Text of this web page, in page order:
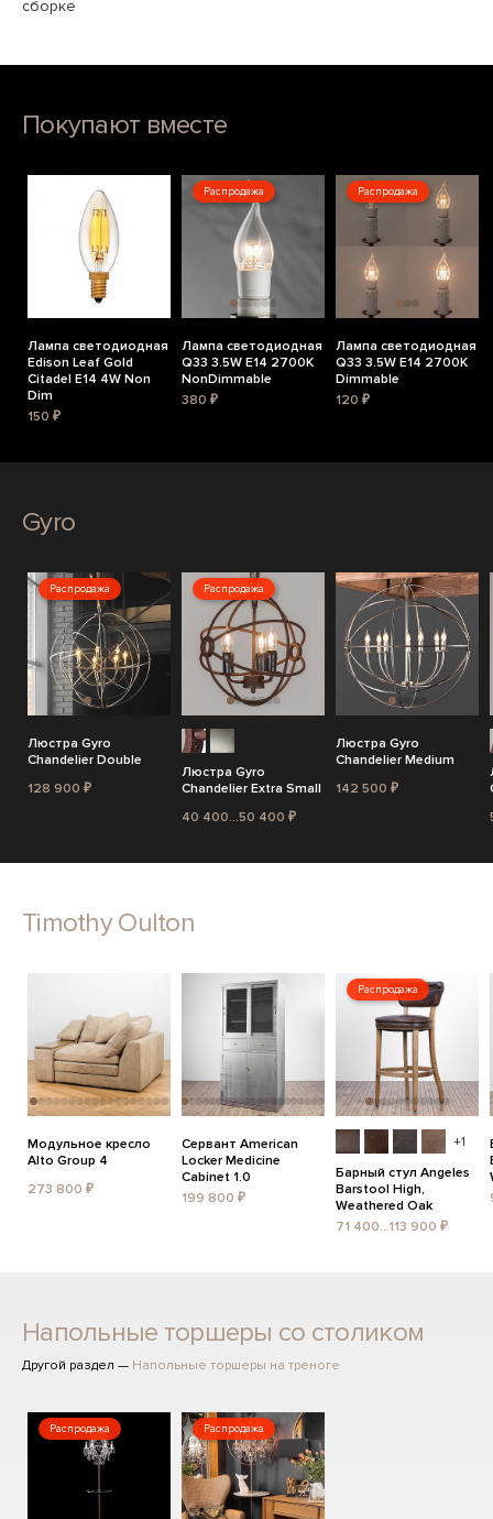
сборке
Покупают вместе
Лампа светодиодная
Edison Leaf Gold
Citadel E14 4W Non
Dim
150 ₽
Распродажа
Лампа светодиодная
Q33 3.5W E14 2700K
NonDimmable
380 ₽
Распродажа
Лампа светодиодная
Q33 3.5W E14 2700K
Dimmable
120 ₽
Gyro
Распродажа
Люстра Gyro
Chandelier Double
128 900 ₽
Распродажа
Люстра Gyro
Chandelier Extra Small
40 400...50 400 ₽
Люстра Gyro
Chandelier Medium
142 500 ₽
Timothy Oulton
Модульное кресло
Alto Group 4
273 800 ₽
Сервант American
Locker Medicine
Cabinet 1.0
199 800 ₽
Распродажа
+1
Барный стул Angeles
Barstool High,
Weathered Oak
71 400...113 900 ₽
Напольные торшеры со столиком
Другой раздел — Напольные торшеры на треноге
Распродажа Распродажа